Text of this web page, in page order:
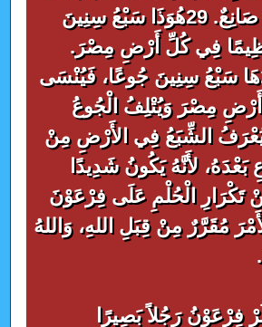
لِفِرْعَوْنَ مَا هُوَ صَانِعٌ. 29هُوَذَا سَبْعُ سِنِينَ
فِي كُلِّ أَرْضِ مِصْرَ.
سَبْعُ سِنِينَ جُوعًا، فَيُنْسَى
مِصْرَ وَيُتْلِفُ الْجُوعُ
31وَلاَ يُعْرَفُ الشِّبَعُ فِي الأَرْضِ مِنْ
لأَنَّهُ يَكُونُ شَدِيدًا
عَنْ تَكْرَارِ الْحُلْمِ عَلَى فِرْعَوْنَ
مُقَرَّرٌ مِنْ قِبَلِ اللهِ، وَاللهُ
فِرْعَوْنُ رَجُلاً بَصِيرًا